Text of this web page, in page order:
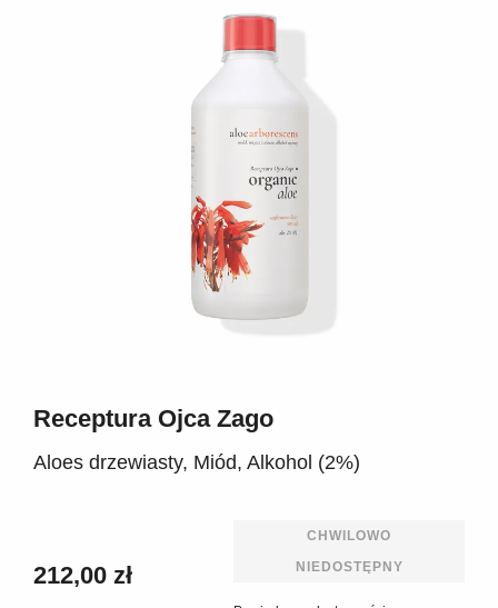
Receptura Ojca Zago
Aloes drzewiasty, Miód, Alkohol (2%)
212,00 zł
CHWILOWO
NIEDOSTĘPNY